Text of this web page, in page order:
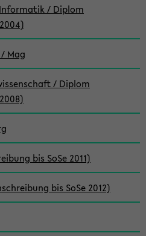
/ Diplom
Mag
/ Diplom
bis SoSe 2011)
bis SoSe 2012)